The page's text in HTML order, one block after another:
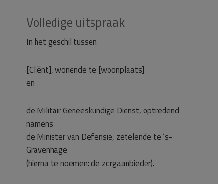
Volledige uitspraak
In het geschil tussen
[Cliënt], wonende te [woonplaats]
en
de Militair Geneeskundige Dienst, optredend
namens
de Minister van Defensie, zetelende te ‘s-
Gravenhage
(hierna te noemen: de zorgaanbieder).